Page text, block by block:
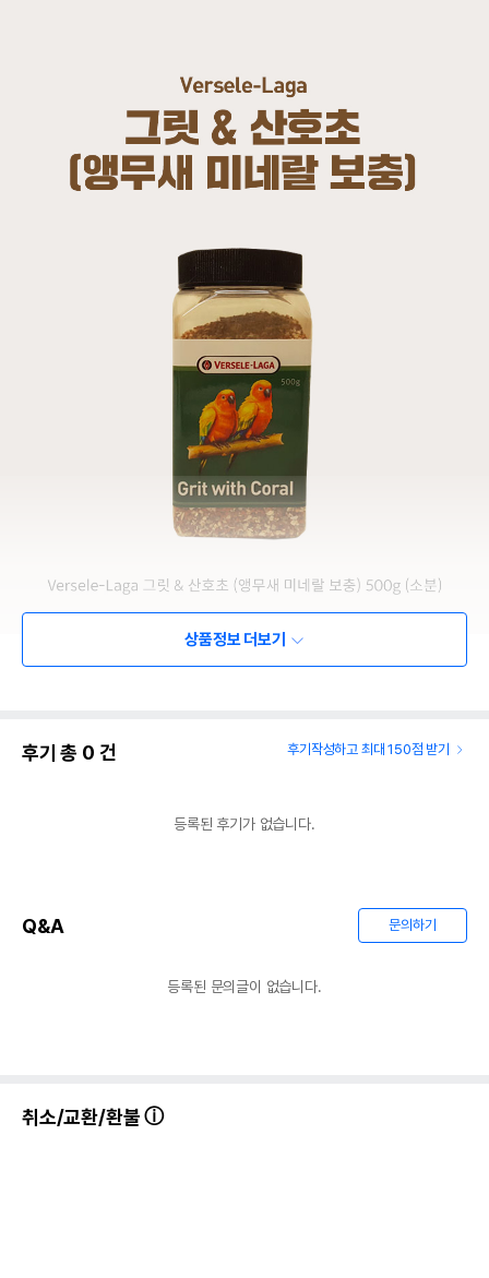
상품정보 더보기
후기 총 0 건 후기작성하고 최대 150점 받기
등록된 후기가 없습니다.
Q&A 문의하기
등록된 문의글이 없습니다.
취소/교환/환불